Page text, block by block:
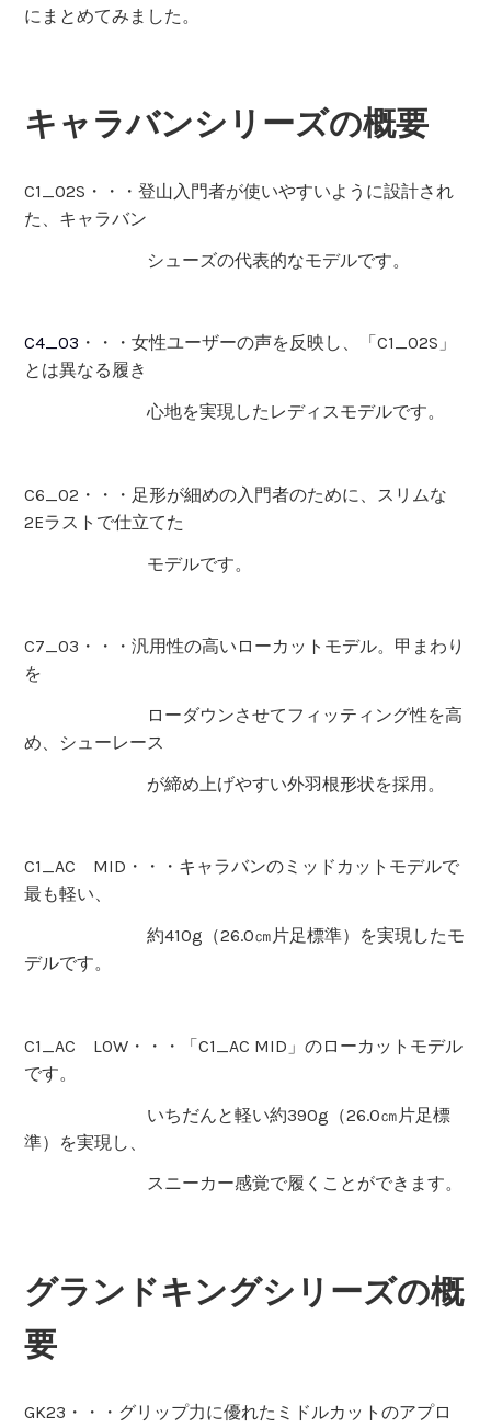
にまとめてみました。
キャラバンシリーズの概要
C1_02S・・・登山入門者が使いやすいように設計され
た、キャラバン
シューズの代表的なモデルです。
C4_03 ・・・女性ユーザーの声を反映し、「C1_02S」
とは異なる履き
心地を実現したレディスモデルです。
C6_02・・・足形が細めの入門者のために、スリムな
2Eラストで仕立てた
モデルです。
C7_03・・・汎用性の高いローカットモデル。甲まわり
を
ローダウンさせてフィッティング性を高
め、シューレース
が締め上げやすい外羽根形状を採用。
C1_AC MID・・・キャラバンのミッドカットモデルで
最も軽い、
約410g（26.0㎝片足標準）を実現したモ
デルです。
C1_AC LOW・・・「C1_AC MID」のローカットモデル
です。
いちだんと軽い約390g（26.0㎝片足標
準）を実現し、
スニーカー感覚で履くことができます。
グランドキングシリーズの概
要
GK23・・・グリップ力に優れたミドルカットのアプロ